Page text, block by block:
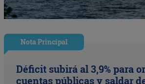
Nota Principal
Déficit subirá al 3,9% para
cuentas públicas y saldar